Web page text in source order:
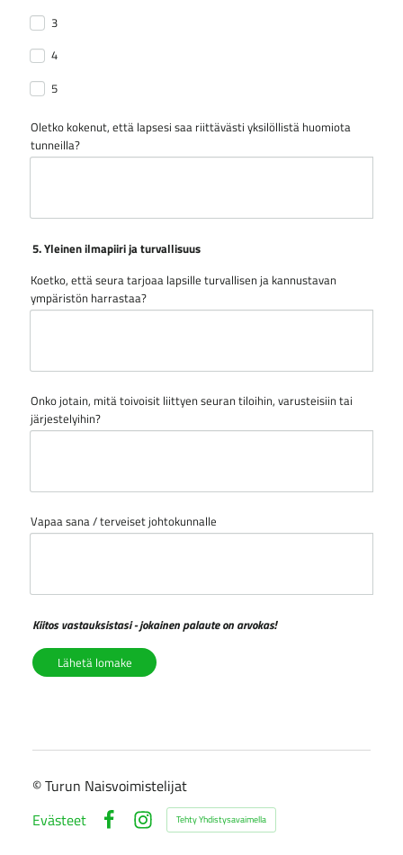
3
4
5
Oletko kokenut, että lapsesi saa riittävästi yksilöllistä huomiota
tunneilla?
5. Yleinen ilmapiiri ja turvallisuus
Koetko, että seura tarjoaa lapsille turvallisen ja kannustavan
ympäristön harrastaa?
Onko jotain, mitä toivoisit liittyen seuran tiloihin, varusteisiin tai
järjestelyihin?
Vapaa sana / terveiset johtokunnalle
Kiitos vastauksistasi - jokainen palaute on arvokas!
Lähetä lomake
©Turun Naisvoimistelijat
Evästeet
FacebookInstagram
Tehty Yhdistysavaimella